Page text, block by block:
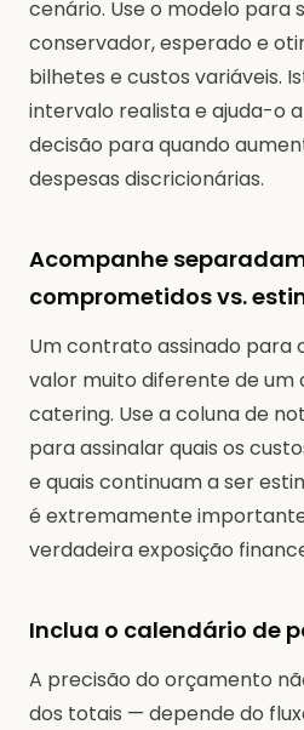
cenário. Use o modelo para
conservador, esperado e
bilhetes e custos variáveis.
intervalo realista e ajuda-o
decisão para quando
despesas discricionárias.
Acompanhe
comprometidos vs.
Um contrato assinado para
valor muito diferente de um
catering. Use a coluna de
para assinalar quais os
e quais continuam a ser
é extremamente
verdadeira exposição
Inclua o calendário de
A precisão do orçamento
dos totais — depende do